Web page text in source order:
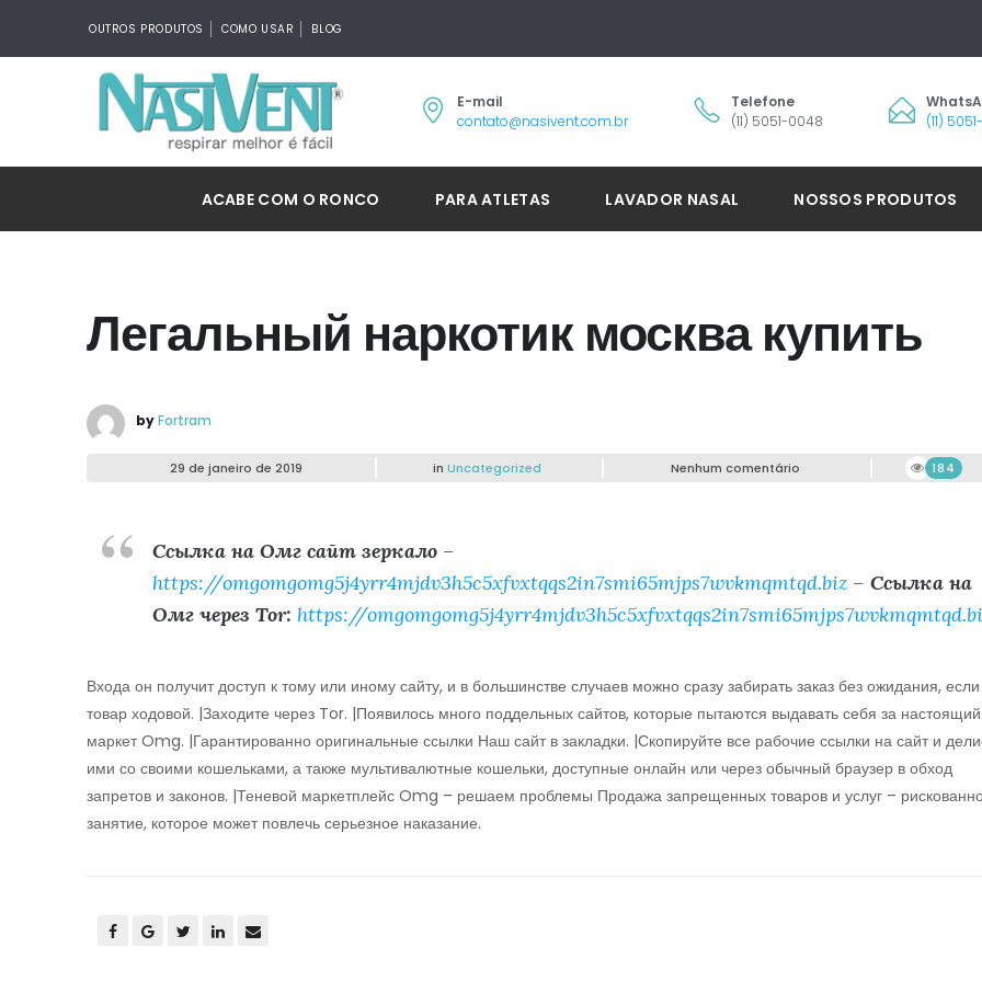
OUTROS PRODUTOS COMO USAR BLOG
E-mail
contato@nasivent.com.br
Telefone
(11) 5051-0048
(11)
ACABE COM O RONCO PARA ATLETAS LAVADOR NASAL NOSSOS PRODUTOS
Легальный наркотик москва купить
byFortram
29 de janeiro de 2019 in Uncategorized Nenhum comentário 184
Ссылка на Омг сайт зеркало –
https://omgomgomg5j4yrr4mjdv3h5c5xfvxtqqs2in7smi65mjps7wvkmqmtqd.biz – Ссылка на
Омг через Tor: https://
Входа он получит доступ к тому или иному сайту, и в большинстве случаев можно сразу забирать заказ без ожидания, если
товар ходовой. |Заходите через Tor. |Появилось много поддельных сайтов, которые пытаются выдавать себя за настоящий
маркет Omg. |Гарантированно оригинальные ссылки Наш сайт в закладки. |Скопируйте все рабочие ссылки на сайт и
ими со своими кошельками, а также мультивалютные кошельки, доступные онлайн или через обычный браузер в обход
запретов и законов. |Теневой маркетплейс Omg – решаем проблемы Продажа запрещенных товаров и услуг –
занятие, которое может повлечь серьезное наказание.